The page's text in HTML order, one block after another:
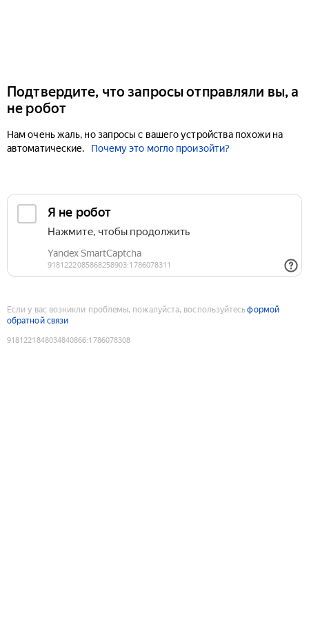
Подтвердите, что запросы отправляли вы, а
не робот
Нам очень жаль, но запросы с вашего устройства похожи на
автоматические.
Почему это могло произойти?
Если у вас возникли проблемы, пожалуйста, воспользуйтесьформой
обратной связи
9181221848034840866:1786078308